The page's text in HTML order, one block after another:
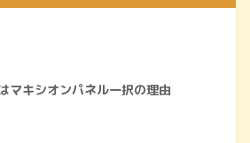
マキシオンパネル一択の理由